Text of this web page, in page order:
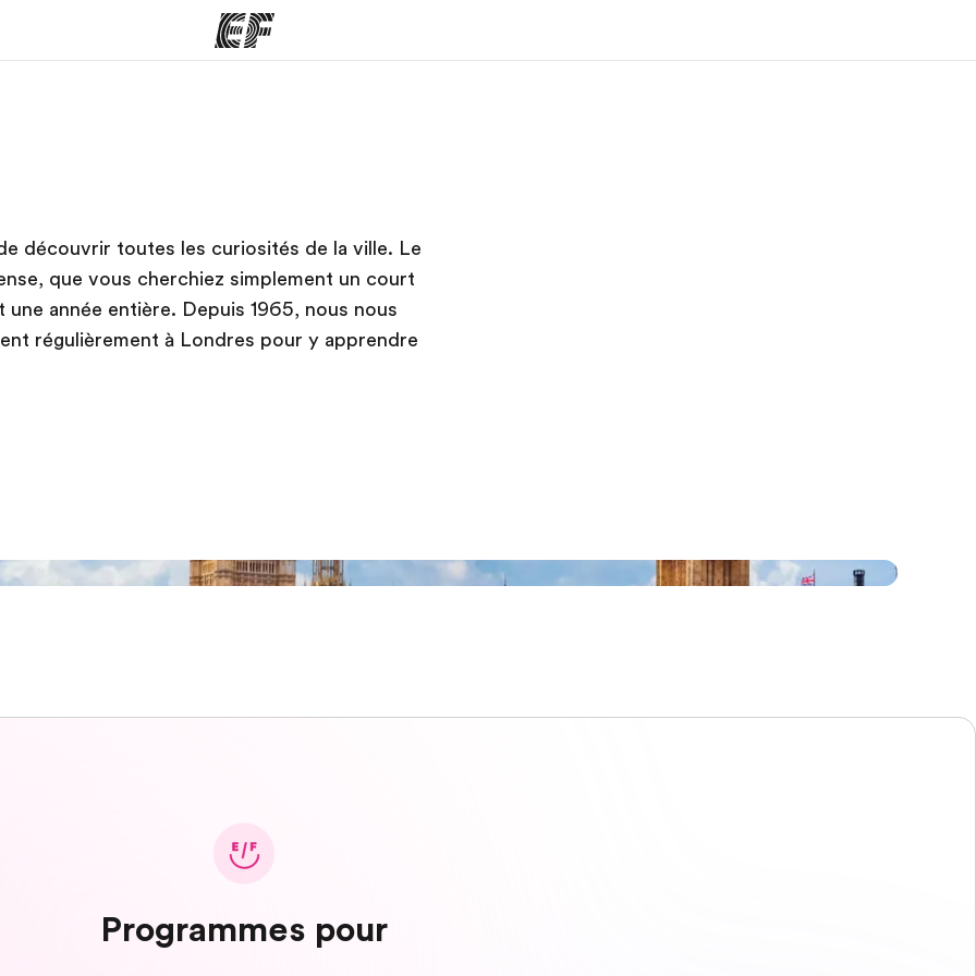
découvrir toutes les curiosités de la ville. Le
que vous cherchiez simplement un court
année entière. Depuis 1965, nous nous
régulièrement à Londres pour y apprendre
Programmes pour